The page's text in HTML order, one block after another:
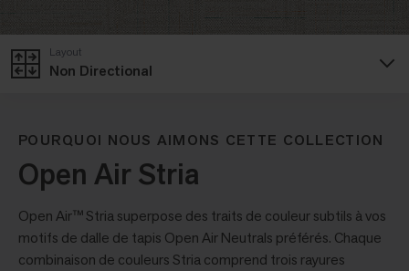
Non Directional
Layout
POURQUOI NOUS AIMONS CETTE COLLECTION
Open Air Stria
Open Air™ Stria superpose des traits de couleur subtils à vos
motifs de dalle de tapis Open Air Neutrals préférés. Chaque
combinaison de couleurs Stria comprend trois rayures